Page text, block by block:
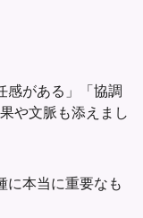
感がある」「協調
や文脈も添えまし
に本当に重要なも